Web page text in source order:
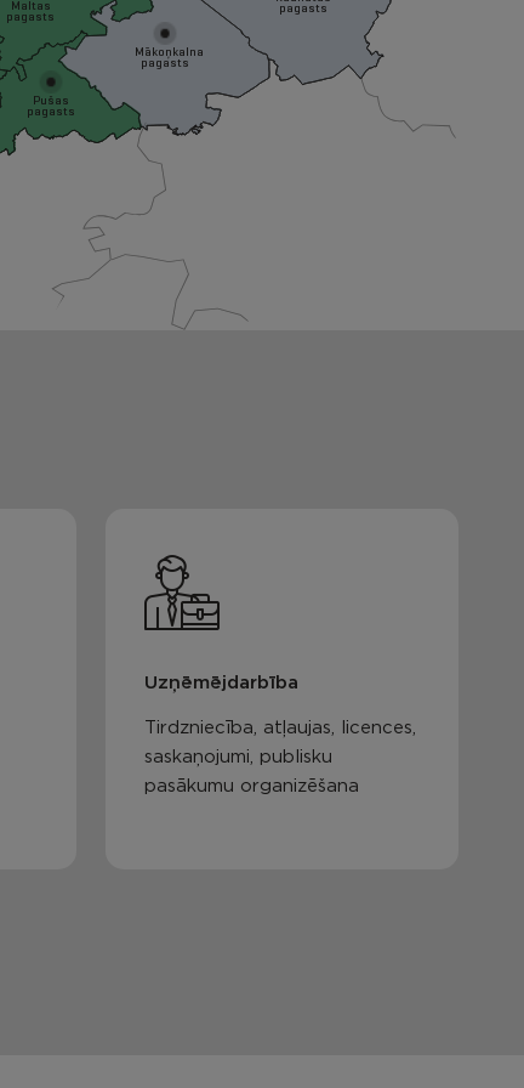
Pušas
pagasts
Maltas
pagasts
Mākoņkalna
pagasts
pagasts
Uzņēmējdarbība
Tirdzniecība, atļaujas, licences,
saskaņojumi, publisku
pasākumu organizēšana